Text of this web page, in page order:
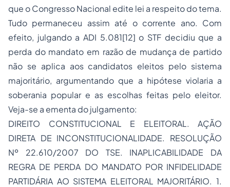
que o Congresso Nacional edite lei a respeito do tema.
Tudo permaneceu assim até o corrente ano. Com
efeito, julgando a ADI 5.081[12] o STF decidiu que a
perda do mandato em razão de mudança de partido
não se aplica aos candidatos eleitos pelo sistema
majoritário, argumentando que a hipótese violaria a
soberania popular e as escolhas feitas pelo eleitor.
Veja-se a ementa do julgamento:
DIREITO CONSTITUCIONAL E ELEITORAL. AÇÃO
DIRETA DE INCONSTITUCIONALIDADE. RESOLUÇÃO
Nº 22.610/2007 DO TSE. INAPLICABILIDADE DA
REGRA DE PERDA DO MANDATO POR INFIDELIDADE
PARTIDÁRIA AO SISTEMA ELEITORAL MAJORITÁRIO. 1.